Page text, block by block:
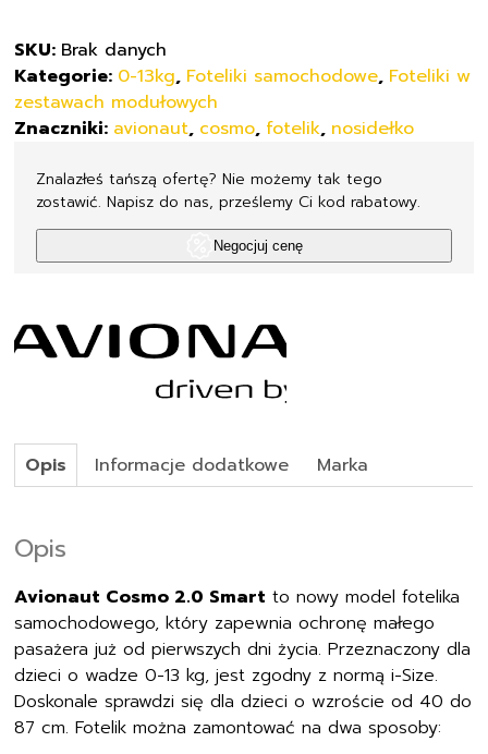
SKU: Brak danych
Kategorie: 0-13kg Foteliki samochodowe Foteliki w
zestawach modułowych
Znaczniki: avionaut cosmo fotelik nosidełko
Znalazłeś tańszą ofertę? Nie możemy tak tego
zostawić. Napisz do nas, prześlemy Ci kod rabatowy.
Negocjuj cenę
Opis Informacje dodatkowe Marka
Opis
Avionaut Cosmo 2.0 Smart to nowy model fotelika
samochodowego, który zapewnia ochronę małego
pasażera już od pierwszych dni życia. Przeznaczony dla
dzieci o wadze 0-13 kg, jest zgodny z normą i-Size.
Doskonale sprawdzi się dla dzieci o wzroście od 40 do
87 cm. Fotelik można zamontować na dwa sposoby: